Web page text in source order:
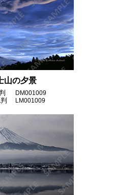
山の夕景
DM001009
LM001009